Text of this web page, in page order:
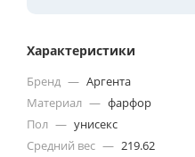
Характеристики
Бренд — Аргента
Материал — фарфор
Пол — унисекс
Средний вес — 219.62